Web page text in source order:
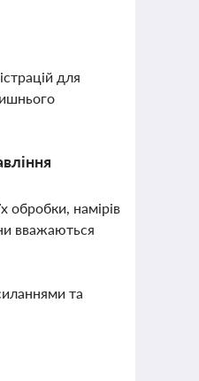
для
обробки, намірів
вважаються
та